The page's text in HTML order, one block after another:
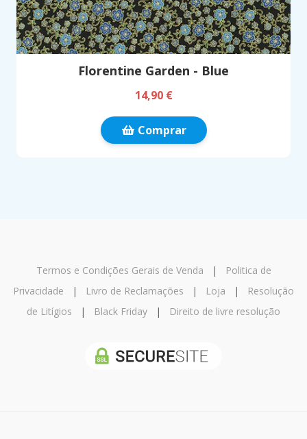
Florentine Garden - Blue
14,90 €
Comprar
Termos e Condições Gerais de Venda |
Politica de
Privacidade | Livro de Reclamações | Loja |
Resolução
de Litígios | Black Friday | Direito de livre resolução